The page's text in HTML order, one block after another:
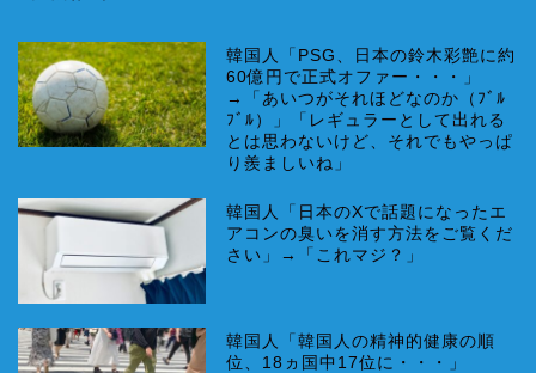
韓国人「PSG、日本の鈴木彩艶に約
60億円で正式オファー・・・」
→「あいつがそれほどなのか（ﾌﾞﾙ
ﾌﾞﾙ）」「レギュラーとして出れる
とは思わないけど、それでもやっぱ
り羨ましいね」
韓国人「日本のXで話題になったエ
アコンの臭いを消す方法をご覧くだ
さい」→「これマジ？」
韓国人「韓国人の精神的健康の順
位、18ヵ国中17位に・・・」